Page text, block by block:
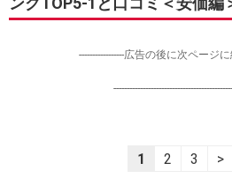
-----------------広告の後に次ページに
1 2 3 >